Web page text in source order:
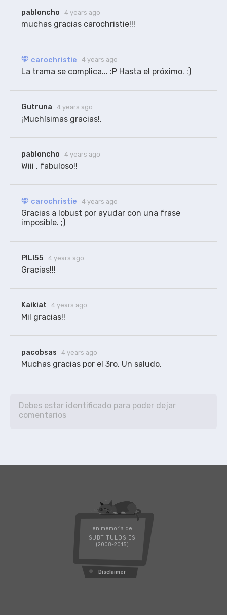
pabloncho 4 years ago
muchas gracias carochristie!!!
carochristie 4 years ago
La trama se complica... :P Hasta el próximo. :)
Gutruna 4 years ago
¡Muchísimas gracias!.
pabloncho 4 years ago
Wiii , fabuloso!!
carochristie 4 years ago
Gracias a lobust por ayudar con una frase
imposible. ;)
PILI55 4 years ago
Gracias!!!
Kaikiat 4 years ago
Mil gracias!!
pacobsas 4 years ago
Muchas gracias por el 3ro. Un saludo.
en memoria de
SUBTITULOS.ES
(2008-2015)
Disclaimer